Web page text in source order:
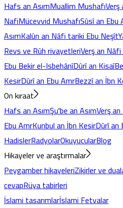
Hafs an AsımMuallim Mushafı
NafiMücevvid MushafıSûsî an Ebu
AsımKalûn an Nâfi tariki Ebu Neşît
Revs ve Rûh rivayetleriVerş an
Ebu Bekir el-IsbehânîDûrî an Kisaî
KesirDûrî an Ebu AmrBezzî an İbn
On kıraat
Hafs an AsımŞu'be an AsımVerş
Ebu AmrKunbul an İbn KesirDûrî an
HadislerRadyolarOkuyucularBlog
Hikayeler ve araştırmalar
Peygamber hikayeleriZikirler ve
cevapRüya tabirleri
İslami tasarımlarİslami Fetvalar